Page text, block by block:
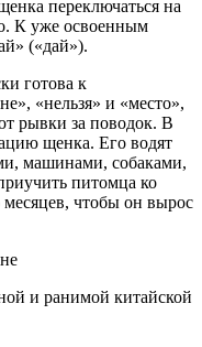
переключаться на
К уже освоенным
(«дай»).
готова к
«нельзя» и «место»,
рывки за поводок. В
щенка. Его водят
машинами, собаками,
питомца ко
чтобы он вырос
и ранимой китайской